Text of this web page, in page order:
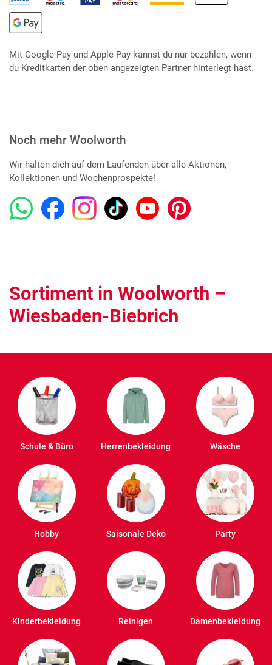
Mit Google Pay und Apple Pay kannst du nur bezahlen, wenn
du Kreditkarten der oben angezeigten Partner hinterlegt hast.
Noch mehr Woolworth
Wir halten dich auf dem Laufenden über alle Aktionen,
Kollektionen und Wochenprospekte!
Sortiment in Woolworth –
Wiesbaden-Biebrich
Schule & Büro Herrenbekleidung Wäsche
Hobby Saisonale Deko Party
Kinderbekleidung Reinigen Damenbekleidung